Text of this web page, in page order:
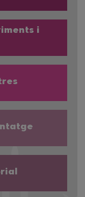
i